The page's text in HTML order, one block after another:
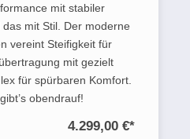
mit stabiler
mit Stil. Der moderne
vereint Steifigkeit für
mit gezielt
für spürbaren Komfort.
obendrauf!
4.299,00 €*